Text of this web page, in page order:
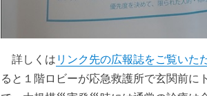
詳しくは リンク先の広報誌をご覧いた
ると１階ロビーが応急救護所で玄関前